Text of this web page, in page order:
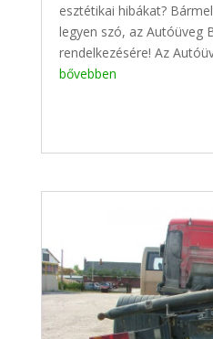
esztétikai hibákat?
legyen szó, az Autóüveg
rendelkezésére! Az
bővebben